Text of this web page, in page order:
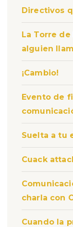
Directivos
La Torre
alguien
¡Cambio!
Evento de
Suelta a tu
Cuack
charla con
Cuando la